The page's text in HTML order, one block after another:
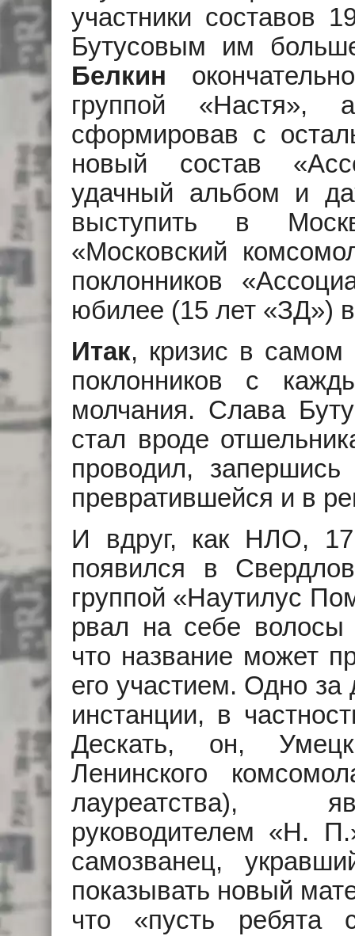
участники составов
Бутусовым им
Белкин
группой
сформировав с
новый состав
удачный альбом и
выступить в
«Московский
поклонников
юбилее (15 лет «ЗД»)
Итак, кризис в самом
поклонников с
молчания. Слава
стал вроде
проводил,
превратившейся и в
И вдруг, как НЛО,
появился в
группой «Наутилус
рвал на себе
что название может
его участием. Одно
инстанции, в
Дескать, он,
Ленинского
лауреатства),
руководителем «Н.
самозванец,
показывать новый
что «пусть ребята